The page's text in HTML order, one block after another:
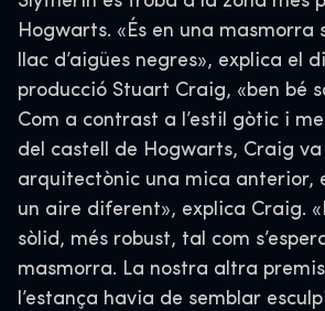
Hogwarts. «És en una masmorra
llac d’aigües negres», explica el
producció Stuart Craig, «ben bé
Com a contrast a l’estil gòtic i
del castell de Hogwarts, Craig
arquitectònic una mica anterior,
un aire diferent», explica Craig.
sòlid, més robust, tal com
masmorra. La nostra altra
l’estança havia de semblar